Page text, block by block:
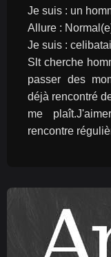
Je suis : un
Allure :
Je suis :
Slt cherche
passer des
déjà rencontré
me
rencontre